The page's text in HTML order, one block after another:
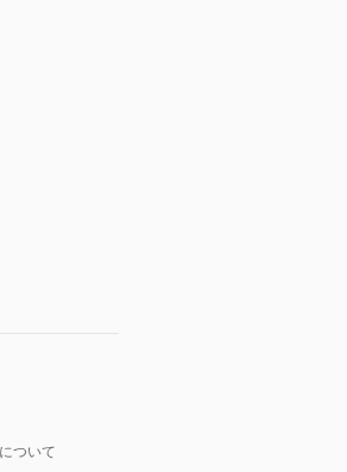
ついて